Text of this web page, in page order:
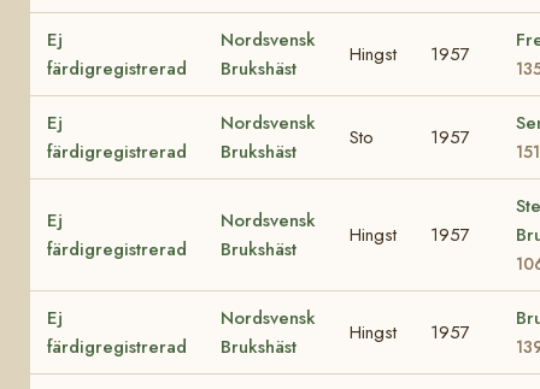
Ej
färdigregistrerad
Nordsvensk
Brukshäst
Hingst 1957
Ej
färdigregistrerad
Nordsvensk
Brukshäst
Sto 1957
Ej
färdigregistrerad
Nordsvensk
Brukshäst
Hingst 1957
Ej
färdigregistrerad
Nordsvensk
Brukshäst
Hingst 1957